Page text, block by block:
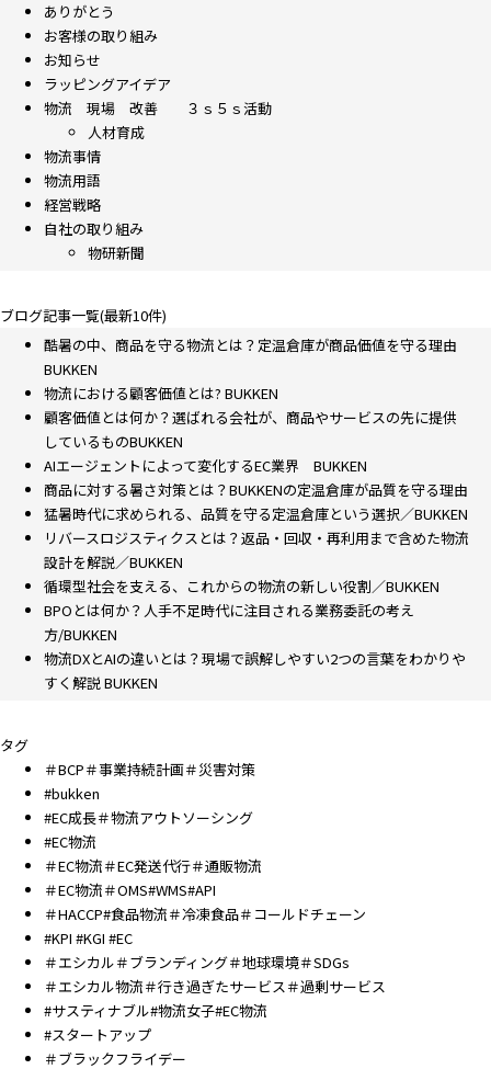
ありがとう
お客様の取り組み
お知らせ
ラッピングアイデア
物流 現場 改善 ３ｓ５ｓ活動
人材育成
物流事情
物流用語
経営戦略
自社の取り組み
物研新聞
ブログ記事一覧(最新10件)
酷暑の中、商品を守る物流とは？定温倉庫が商品価値を守る理由
BUKKEN
物流における顧客価値とは? BUKKEN
顧客価値とは何か？選ばれる会社が、商品やサービスの先に提供
しているものBUKKEN
AIエージェントによって変化するEC業界 BUKKEN
商品に対する暑さ対策とは？BUKKENの定温倉庫が品質を守る理由
猛暑時代に求められる、品質を守る定温倉庫という選択／BUKKEN
リバースロジスティクスとは？返品・回収・再利用まで含めた物流
設計を解説／BUKKEN
循環型社会を支える、これからの物流の新しい役割／BUKKEN
BPOとは何か？人手不足時代に注目される業務委託の考え
方/BUKKEN
物流DXとAIの違いとは？現場で誤解しやすい2つの言葉をわかりや
すく解説 BUKKEN
タグ
＃BCP＃事業持続計画＃災害対策
#bukken
#EC成長＃物流アウトソーシング
#EC物流
＃EC物流＃EC発送代行＃通販物流
＃EC物流＃OMS#WMS#API
＃HACCP#食品物流＃冷凍食品＃コールドチェーン
#KPI #KGI #EC
＃エシカル＃ブランディング＃地球環境＃SDGs
＃エシカル物流＃行き過ぎたサービス＃過剰サービス
#サスティナブル#物流女子#EC物流
#スタートアップ
＃ブラックフライデー